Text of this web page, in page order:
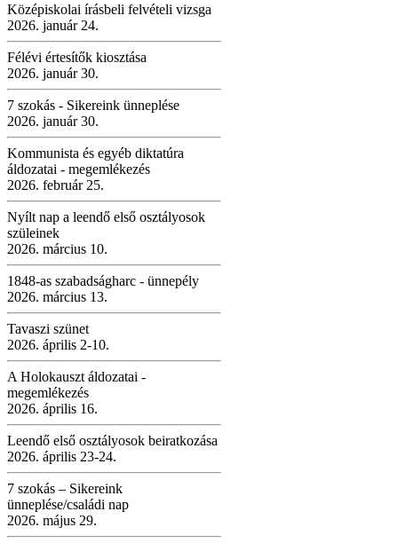
Középiskolai írásbeli felvételi vizsga
2026. január 24.
Félévi értesítők kiosztása
2026. január 30.
7 szokás - Sikereink ünneplése
2026. január 30.
Kommunista és egyéb diktatúra
áldozatai - megemlékezés
2026. február 25.
Nyílt nap a leendő első osztályosok
szüleinek
2026. március 10.
1848-as szabadságharc - ünnepély
2026. március 13.
Tavaszi szünet
2026. április 2-10.
A Holokauszt áldozatai -
megemlékezés
2026. április 16.
Leendő első osztályosok beiratkozása
2026. április 23-24.
7 szokás – Sikereink
ünneplése/családi nap
2026. május 29.